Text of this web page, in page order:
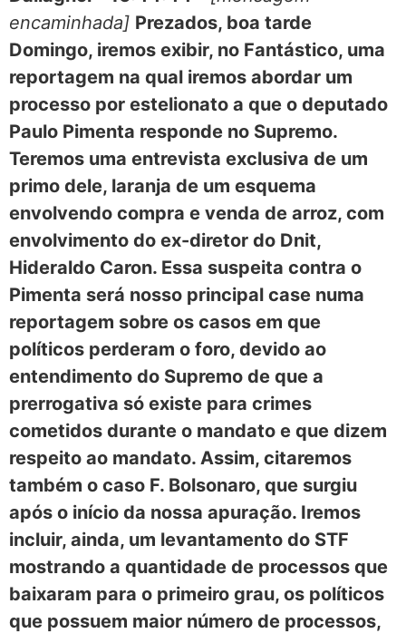
encaminhada] Prezados, boa tarde
Domingo, iremos exibir, no Fantástico, uma
reportagem na qual iremos abordar um
processo por estelionato a que o deputado
Paulo Pimenta responde no Supremo.
Teremos uma entrevista exclusiva de um
primo dele, laranja de um esquema
envolvendo compra e venda de arroz, com
envolvimento do ex-diretor do Dnit,
Hideraldo Caron. Essa suspeita contra o
Pimenta será nosso principal case numa
reportagem sobre os casos em que
políticos perderam o foro, devido ao
entendimento do Supremo de que a
prerrogativa só existe para crimes
cometidos durante o mandato e que dizem
respeito ao mandato. Assim, citaremos
também o caso F. Bolsonaro, que surgiu
após o início da nossa apuração. Iremos
incluir, ainda, um levantamento do STF
mostrando a quantidade de processos que
baixaram para o primeiro grau, os políticos
que possuem maior número de processos,